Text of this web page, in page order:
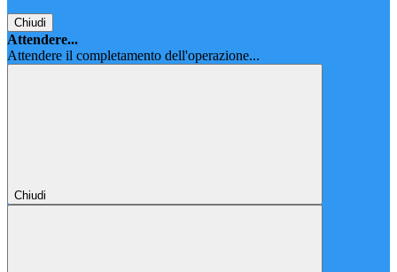
Chiudi
Attendere...
Attendere il completamento dell'operazione...
Chiudi